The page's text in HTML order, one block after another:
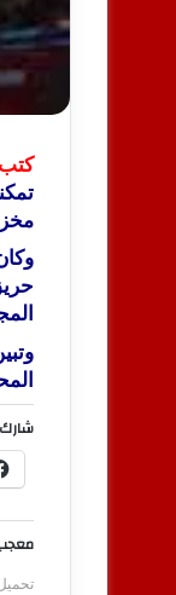
مخزن أثاث مكون
المحضر رقم 4105